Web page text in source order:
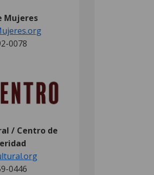
Mujeres
(External link)
(External link)
(External link)
0078
/ Centro de
0446